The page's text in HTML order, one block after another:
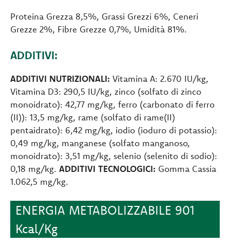
Proteina Grezza 8,5%, Grassi Grezzi 6%, Ceneri
Grezze 2%, Fibre Grezze 0,7%, Umidità 81%.
ADDITIVI:
ADDITIVI NUTRIZIONALI: Vitamina A: 2.670 IU/kg,
Vitamina D3: 290,5 IU/kg, zinco (solfato di zinco
monoidrato): 42,77 mg/kg, ferro (carbonato di ferro
(II)): 13,5 mg/kg, rame (solfato di rame(II)
pentaidrato): 6,42 mg/kg, iodio (ioduro di potassio):
0,49 mg/kg, manganese (solfato manganoso,
monoidrato): 3,51 mg/kg, selenio (selenito di sodio):
0,18 mg/kg. ADDITIVI TECNOLOGICI: Gomma Cassia
1.062,5 mg/kg.
ENERGIA METABOLIZZABILE 901
Kcal/Kg